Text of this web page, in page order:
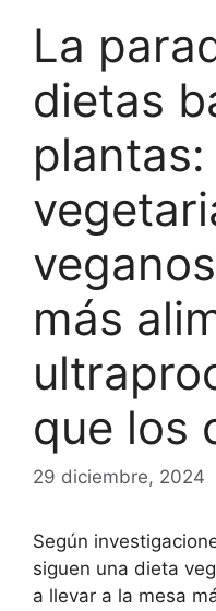
La
dietas
plantas:
más
que los
29 diciembre, 2024
Según
siguen una dieta
a llevar a la mesa